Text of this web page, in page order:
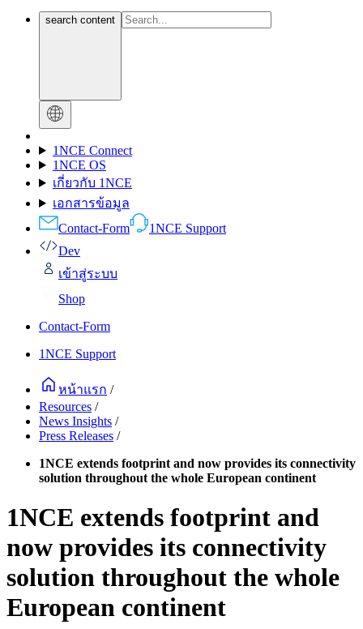
search content
1NCE Connect
1NCE OS
เกี่ยวกับ 1NCE
เอกสารข้อมูล
Contact-Form
1NCE Support
Dev
เข้าสู่ระบบ
Shop
Contact-Form
1NCE Support
หน้าแรก /
Resources /
News Insights /
Press Releases /
1NCE extends footprint and now provides its connectivity
solution throughout the whole European continent
1NCE extends footprint and
now provides its connectivity
solution throughout the whole
European continent